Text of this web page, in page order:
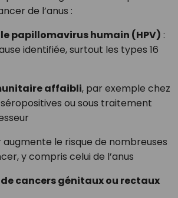
de l’anus :
papillomavirus humain (HPV) :
identifiée, surtout les types 16
affaibli, par exemple chez
ou sous traitement
le risque de nombreuses
y compris celui de l’anus
cancers génitaux ou rectaux